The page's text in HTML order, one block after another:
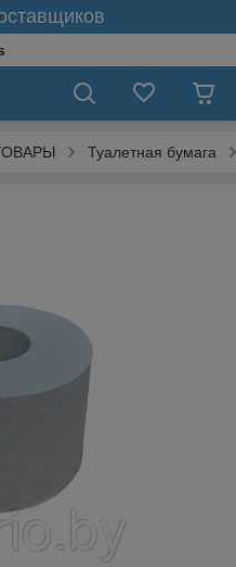
Туалетная бумага